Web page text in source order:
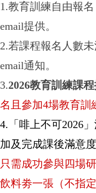
1.教育訓練自由報
email提供。
2.若課程報名人數
email通知。
3.2026教育訓練課
名且參加4場教育訓
4.「啡上不可2026
加及完成課後滿意
只需成功參與四場
飲料劵一張（不指